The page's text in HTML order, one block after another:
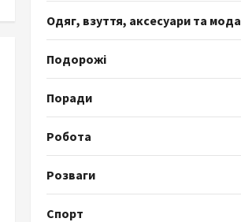
Одяг, взуття, аксесуари та мода
Подорожі
Поради
Робота
Розваги
Спорт